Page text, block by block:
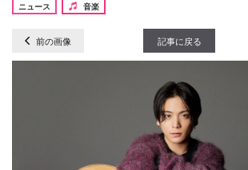
ニュース
音楽
前の画像 記事に戻る